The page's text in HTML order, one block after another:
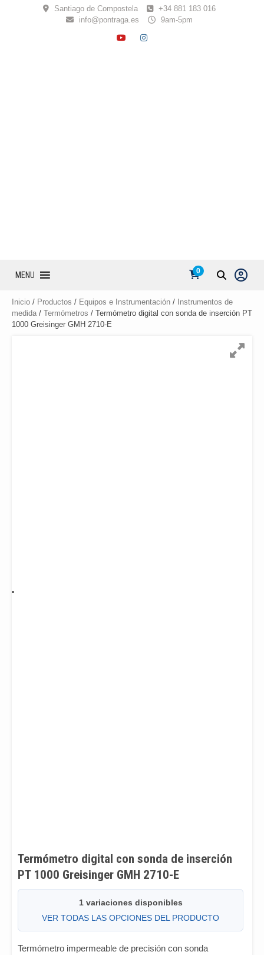
Santiago de Compostela
+34 881 183 016
info@pontraga.es
9am-5pm
YOUTUBE
INSTAGRAM
MENU 0
Inicio / Productos / Equipos e Instrumentación / Instrumentos de
medida / Termómetros / Termómetro digital con sonda de inserción PT
1000 Greisinger GMH 2710-E
Termómetro digital con sonda de inserción
PT 1000 Greisinger GMH 2710-E
1 variaciones disponibles
VER TODAS LAS OPCIONES DEL PRODUCTO
Termómetro impermeable de precisión con sonda